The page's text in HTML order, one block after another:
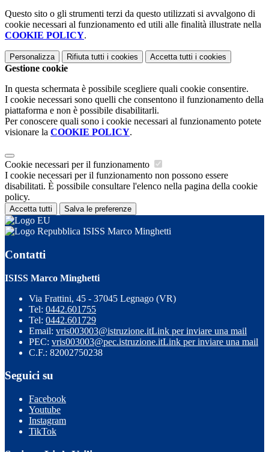
Questo sito o gli strumenti terzi da questo utilizzati si avvalgono di
cookie necessari al funzionamento ed utili alle finalità illustrate nella
COOKIE POLICY.
Personalizza Rifiuta tutti i cookies Accetta tutti i cookies
Gestione cookie
In questa schermata è possibile scegliere quali cookie consentire.
I cookie necessari sono quelli che consentono il funzionamento della
piattaforma e non è possibile disabilitarli.
Per conoscere quali sono i cookie necessari al funzionamento potete
visionare la COOKIE POLICY.
Cookie necessari per il funzionamento
I cookie necessari per il funzionamento non possono essere
disabilitati. È possibile consultare l'elenco nella pagina della cookie
policy.
Accetta tutti Salva le preferenze
ISISS Marco Minghetti
Contatti
ISISS Marco Minghetti
Via Frattini, 45 - 37045 Legnago (VR)
Tel: 0442.601755
Tel: 0442.601729
Email: vris003003@istruzione.itLink per inviare una mail
PEC: vris003003@pec.istruzione.itLink per inviare una mail
C.F.: 82002750238
Seguici su
Facebook
Youtube
Instagram
TikTok